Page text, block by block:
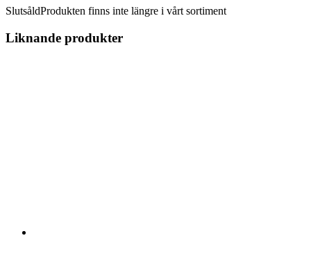
SlutsåldProdukten finns inte längre i vårt sortiment
Liknande produkter